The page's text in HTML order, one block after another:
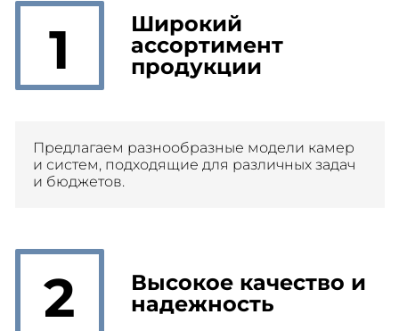
1
Широкий
ассортимент
продукции
Предлагаем разнообразные модели камер
и систем, подходящие для различных задач
и бюджетов.
2
Высокое качество и
надежность